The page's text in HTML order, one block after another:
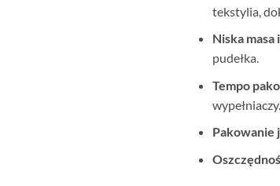
tekstylia,
Niska masa
pudełka.
Tempo
wypełniaczy.
Pakowanie